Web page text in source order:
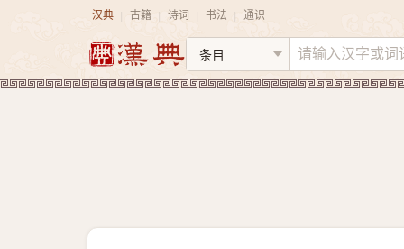
汉典 古籍 诗词 书法 通识